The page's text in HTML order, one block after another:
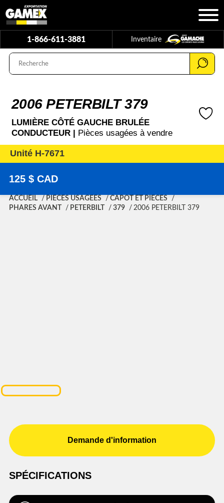
1-866-611-3881 Inventaire
2006 PETERBILT 379
LUMIÈRE CÔTÉ GAUCHE BRULÉE
CONDUCTEUR | Pièces usagées à vendre
Unité H-7671
125 $ CAD
ACCUEIL PIÈCES USAGÉES
CAPOT ET PIÈCES
PHARES AVANT
PETERBILT 379 2006 PETERBILT 379
Demande d'information
SPÉCIFICATIONS